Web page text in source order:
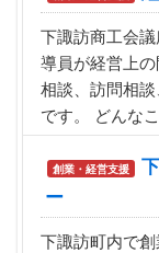
下諏訪商工会
導員が経営上
相談、訪問相
です。 どんな
創業・経営支援
ー
下諏訪町内で